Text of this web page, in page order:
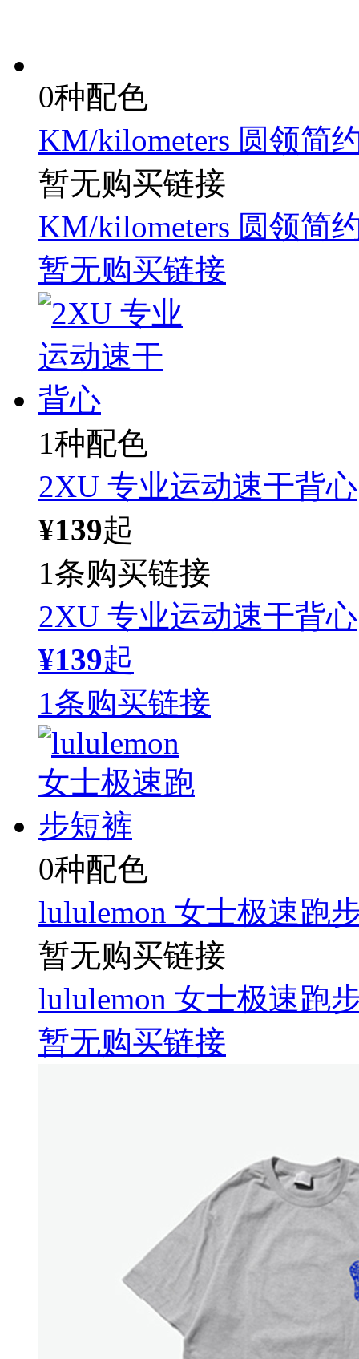
0种配色
KM/kilometers 圆领简
暂无购买链接
KM/kilometers 圆领简
暂无购买链接
1种配色
2XU 专业运动速干背心
¥139起
1条购买链接
2XU 专业运动速干背心
¥139起
1条购买链接
0种配色
lululemon 女士极速跑
暂无购买链接
lululemon 女士极速跑
暂无购买链接